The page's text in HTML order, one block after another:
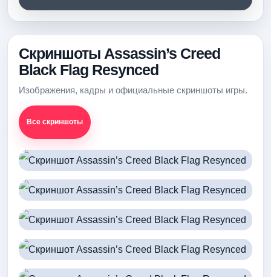
Скриншоты Assassin’s Creed
Black Flag Resynced
Изображения, кадры и официальные скриншоты игры.
Все скриншоты